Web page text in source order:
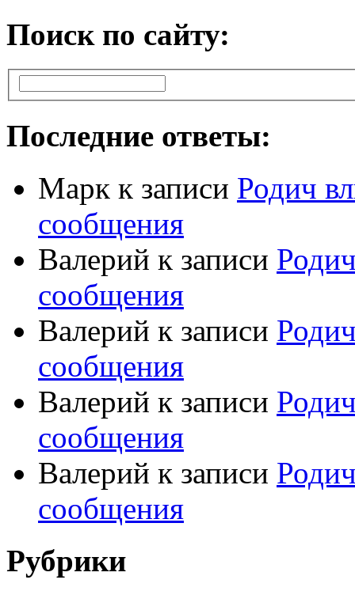
Поиск по сайту:
Последние ответы:
Марк к записи Родич
сообщения
Валерий к записи
сообщения
Валерий к записи
сообщения
Валерий к записи
сообщения
Валерий к записи
сообщения
Рубрики